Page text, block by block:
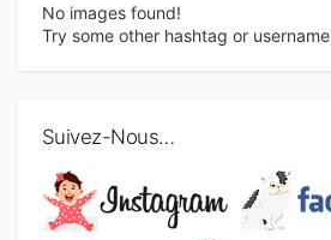
No images found!
Try some other hashtag or username
Suivez-Nous…